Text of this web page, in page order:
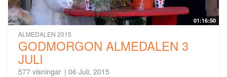
01:16:50
ALMEDALEN 2015
GODMORGON ALMEDALEN 3
JULI
577 visningar | 06 Juli, 2015